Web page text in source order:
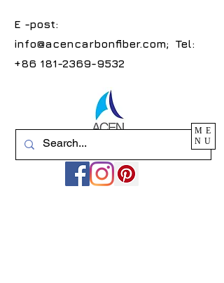
E -post:
info@acencarbonfiber.com; Tel:
+86 181-2369-9532
ME
NU